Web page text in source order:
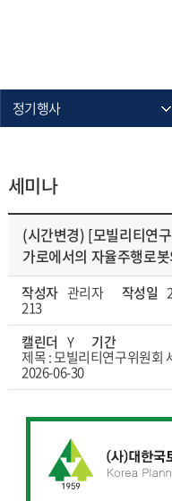
정기행사
세미나
(시간변경) [모빌리티연
가로에서의 자율주행로
작성자 관리자 작성일
213
캘린더 Y 기간
제목 : 모빌리티연구위원회
2026-06-30